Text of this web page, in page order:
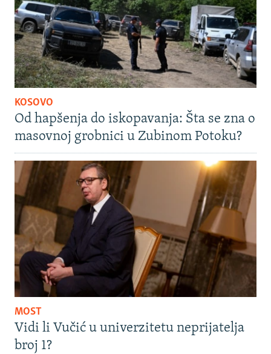
KOSOVO
Od hapšenja do iskopavanja: Šta se zna o
masovnoj grobnici u Zubinom Potoku?
MOST
Vidi li Vučić u univerzitetu neprijatelja
broj 1?